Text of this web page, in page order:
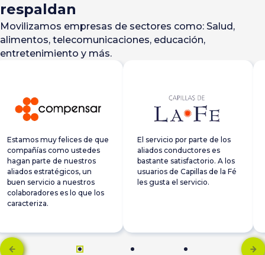
respaldan
Movilizamos empresas de sectores como: Salud,
alimentos, telecomunicaciones, educación,
entretenimiento y más.
Estamos muy felices de que
compañías como ustedes
hagan parte de nuestros
aliados estratégicos, un
buen servicio a nuestros
colaboradores es lo que los
caracteriza.
El servicio por parte de los
aliados conductores es
bastante satisfactorio. A los
usuarios de Capillas de la Fé
les gusta el servicio.